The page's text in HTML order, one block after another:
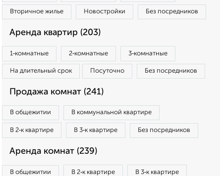
Вторичное жилье Новостройки Без посредников
Аренда квартир (203)
1‑комнатные 2‑комнатные 3‑комнатные
На длительный срок Посуточно Без посредников
Продажа комнат (241)
В общежитии В коммунальной квартире
В 2‑к квартире В 3‑к квартире Без посредников
Аренда комнат (239)
В общежитии В 2‑к квартире В 3‑к квартире